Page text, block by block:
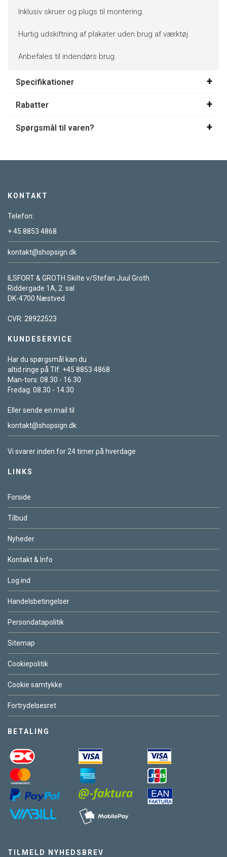
Inklusiv skruer og plugs til montering.
Hurtig udskiftning af plakater uden brug af værktøj.
Anbefales til indendørs brug.
Specifikationer
Rabatter
Spørgsmål til varen?
KONTAKT
Telefon:
+ 45 8853 4868
kontakt@shopsign.dk
ILSFORT & GROTH Skilte v/Stefan Juul Groth
Riddergade 1A, 2. sal
DK-4700 Næstved
CVR: 28922523
KUNDESERVICE
Har du spørgsmål kan du
altid ringe på Tlf. +45 8853 4868
Man-tors: 08.30 - 16.30
Fredag: 08.30 - 14.30
Eller sende en mail til
kontakt@shopsign.dk
Vi svarer inden for 24 timer på hverdage
LINKS
Forside
Tilbud
Nyheder
Kontakt & Info
Log ind
Handelsbetingelser
Persondatapolitik
Sitemap
Cookiepolitik
Cookie samtykke
Fortrydelsesret
BETALING
TILMELD NYHEDSBREV